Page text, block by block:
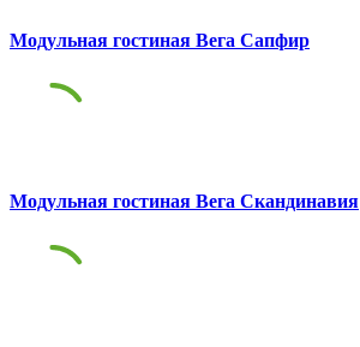
Модульная гостиная Вега Сапфир
Модульная гостиная Вега Скандинавия